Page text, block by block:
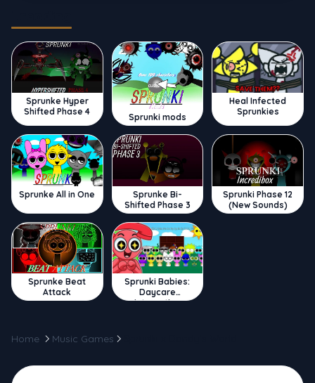
Sprunke Hyper
Shifted Phase 4
Sprunki mods
Heal Infected
Sprunkies
Sprunke All in One
Sprunke Bi-
Shifted Phase 3
Sprunki Phase 12
(New Sounds)
Sprunke Beat
Attack
Sprunki Babies:
Daycare
Interactive
Home Music Games